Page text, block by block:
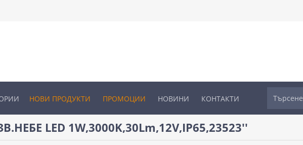
НОВИ ПРОДУКТИ ПРОМОЦИИ НОВИНИ КОНТАКТИ
LED 1W,3000K,30Lm,12V,IP65,23523